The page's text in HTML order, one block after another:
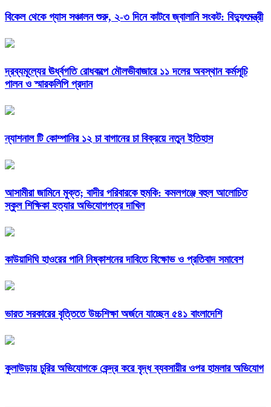
বিকেল থেকে গ্যাস সঞ্চালন শুরু, ২-৩ দিনে কাটবে জ্বালানি সংকট: বিদ্যুৎমন্ত্রী
দ্রব্যমূল্যের ঊর্ধ্বগতি রোধকল্পে মৌলভীবাজারে ১১ দলের অবস্থান কর্মসূচি
পালন ও স্মারকলিপি প্রদান
ন্যাশনাল টি কোম্পানির ১২ চা বাগানের চা বিক্রয়ে নতুন ইতিহাস
আসামীরা জামিনে মুক্ত; বাদীর পরিবারকে হুমকি: কমলগঞ্জে বহুল আলোচিত
স্কুল শিক্ষিকা হত্যার অভিযোগপত্র দাখিল
কাউয়াদিঘি হাওরের পানি নিষ্কাশনের দাবিতে বিক্ষোভ ও প্রতিবাদ সমাবেশ
ভারত সরকারের বৃত্তিতে উচ্চশিক্ষা অর্জনে যাচ্ছেন ৫৪১ বাংলাদেশি
কুলাউড়ায় চুরির অভিযোগকে কেন্দ্র করে বৃদ্ধ ব্যবসায়ীর ওপর হামলার অভিযোগ